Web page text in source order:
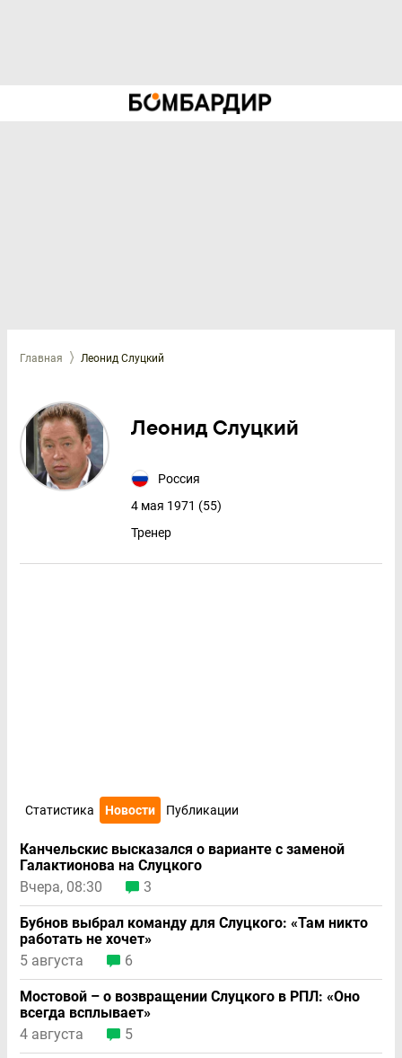
Главная Леонид Слуцкий
Леонид Слуцкий
Россия
4 мая 1971 (55)
Тренер
Статистика Новости Публикации
Канчельскис высказался о варианте с заменой
Галактионова на Слуцкого
Вчера, 08:30
3
Бубнов выбрал команду для Слуцкого: «Там никто
работать не хочет»
5 августа
6
Мостовой – о возвращении Слуцкого в РПЛ: «Оно
всегда всплывает»
4 августа
5